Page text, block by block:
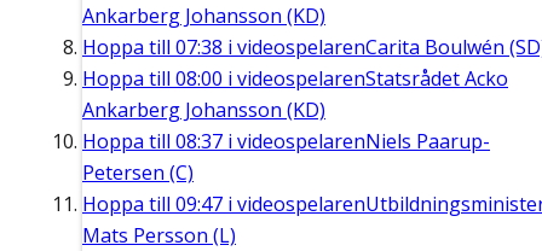
Ankarberg Johansson (KD)
Hoppa till 07:38 i videospelarenCarita Boulwén
Hoppa till 08:00 i videospelarenStatsrådet Acko
Ankarberg Johansson (KD)
Hoppa till 08:37 i videospelarenNiels Paarup-
Petersen (C)
Hoppa till 09:47 i videospelaren
Mats Persson (L)